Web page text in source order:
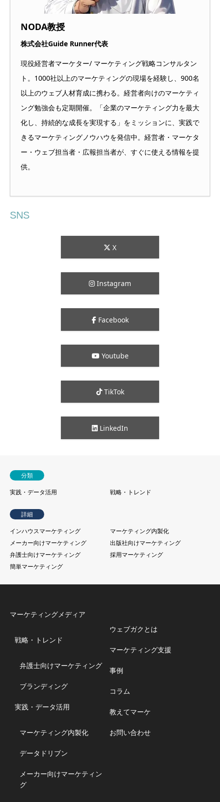
NODA教授
株式会社Guide Runner代表
現役経営者マーケター/ マーケティング戦略コンサルタン
ト。1000社以上のマーケティングの現場を経験し、900名
以上のウェブ人材育成に携わる。経営者向けのマーケティ
ング勉強会も定期開催。「企業のマーケティング力を最大
化し、持続的な成長を実現する」をミッションに、実践で
きるマーケティングノウハウを発信中。経営者・マーケタ
ー・ウェブ担当者・広報担当者が、すぐに使える情報を提
供。
SNS
X
Instagram
Facebook
Youtube
TikTok
LinkedIn
分類
実践・データ活用
戦略・トレンド
詳細
インハウスマーケティング
マーケティング内製化
メーカー向けマーケティング
出版社向けマーケティング
弁護士向けマーケティング
採用マーケティング
簡単マーケティング
マーケティングメディア
戦略・トレンド
弁護士向けマーケティング
ブランディング
実践・データ活用
マーケティング内製化
データドリブン
メーカー向けマーケティン
グ
ウェブガクとは
マーケティング支援
事例
コラム
教えてマーケ
お問い合わせ